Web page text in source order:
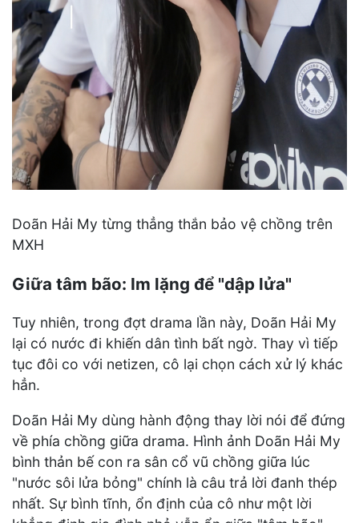
Doãn Hải My từng thẳng thắn bảo vệ chồng trên
MXH
Giữa tâm bão: Im lặng để "dập lửa"
Tuy nhiên, trong đợt drama lần này, Doãn Hải My
lại có nước đi khiến dân tình bất ngờ. Thay vì tiếp
tục đôi co với netizen, cô lại chọn cách xử lý khác
hẳn.
Doãn Hải My dùng hành động thay lời nói để đứng
về phía chồng giữa drama. Hình ảnh Doãn Hải My
bình thản bế con ra sân cổ vũ chồng giữa lúc
"nước sôi lửa bỏng" chính là câu trả lời đanh thép
nhất. Sự bình tĩnh, ổn định của cô như một lời